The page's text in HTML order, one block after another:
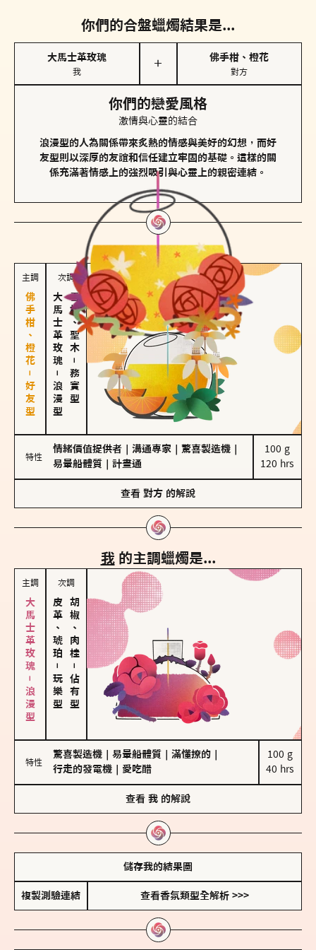
你們的合盤蠟燭結果是...
大馬士革玫瑰
我
＋
佛手柑、橙花
對方
你們的戀愛風格
激情與心靈的結合
浪漫型的人為關係帶來炙熱的情感與美好的幻想，而好
友型則以深厚的友誼和信任建立牢固的基礎。這樣的關
係充滿著情感上的強烈吸引與心靈上的親密連結。
對方的主調蠟燭是...
主調
佛手柑、橙花－好友型
次調
大馬士革玫瑰
－
浪漫型
雪松、聖木
－
務實型
特性
情緒價值提供者 溝通專家 驚喜製造機
易暈船體質
計畫通
100 g
120 hrs
查看 對方 的解說
我 的主調蠟燭是...
主調
大馬士革玫瑰－浪漫型
次調
皮革、琥珀
－
玩樂型
胡椒、肉桂
－
佔有型
特性
驚喜製造機 易暈船體質 滿懂撩的
行走的發電機
愛吃醋
100 g
40 hrs
查看 我 的解說
儲存我的結果圖
複製測驗連結 查看香氛類型全解析 >>>